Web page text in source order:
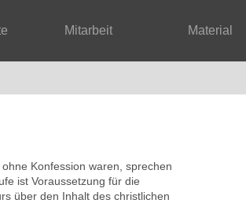
Mitarbeit Material
Konfession waren, sprechen
ist Voraussetzung für die
über den Inhalt des christlichen